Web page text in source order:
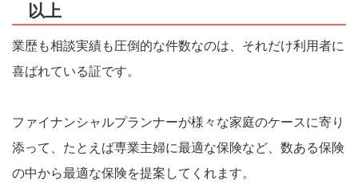
以上
業歴も相談実績も圧倒的な件数なのは、それだけ利用者に
喜ばれている証です。
ファイナンシャルプランナーが様々な家庭のケースに寄り
添って、たとえば専業主婦に最適な保険など、数ある保険
の中から最適な保険を提案してくれます。